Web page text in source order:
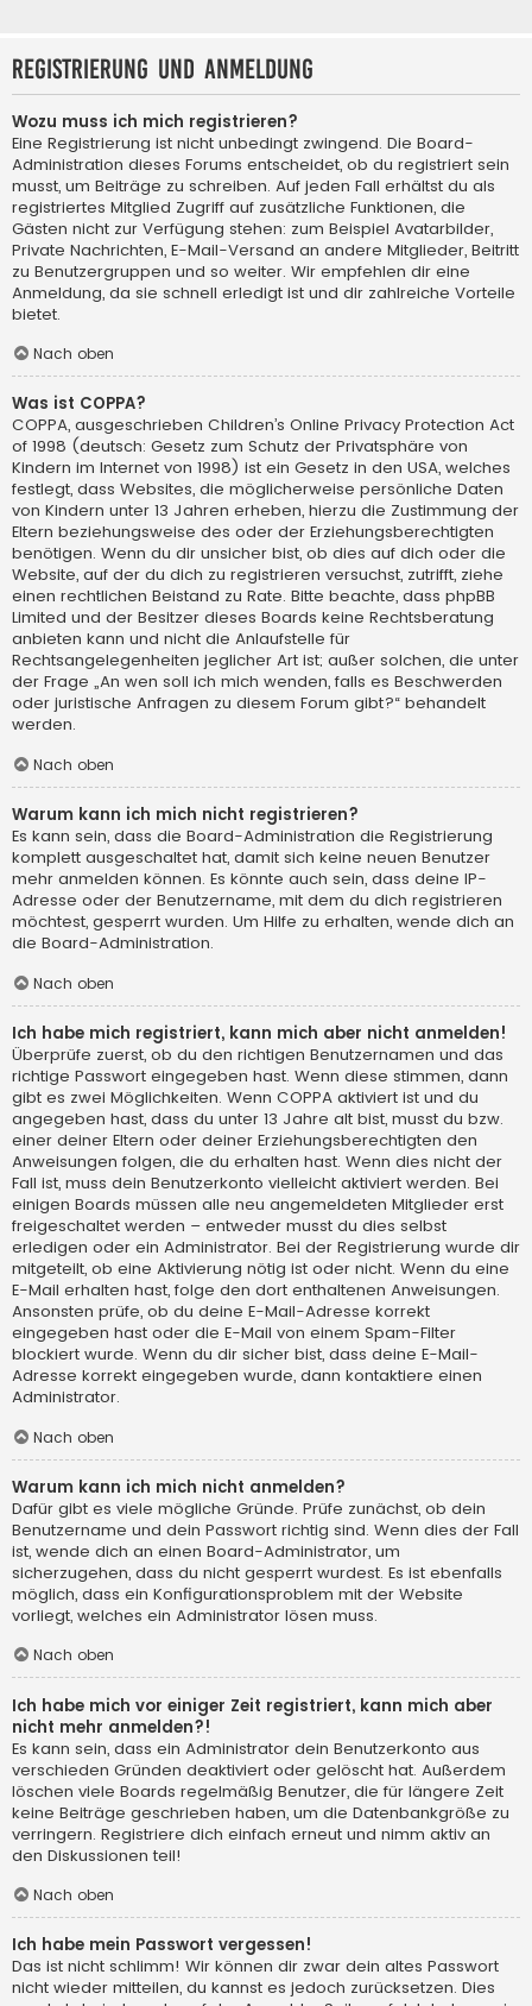
Registrierung und Anmeldung
Wozu muss ich mich registrieren?
Eine Registrierung ist nicht unbedingt zwingend. Die Board-
Administration dieses Forums entscheidet, ob du registriert sein
musst, um Beiträge zu schreiben. Auf jeden Fall erhältst du als
registriertes Mitglied Zugriff auf zusätzliche Funktionen, die
Gästen nicht zur Verfügung stehen: zum Beispiel Avatarbilder,
Private Nachrichten, E-Mail-Versand an andere Mitglieder, Beitritt
zu Benutzergruppen und so weiter. Wir empfehlen dir eine
Anmeldung, da sie schnell erledigt ist und dir zahlreiche Vorteile
bietet.
Nach oben
Was ist COPPA?
COPPA, ausgeschrieben Children’s Online Privacy Protection Act
of 1998 (deutsch: Gesetz zum Schutz der Privatsphäre von
Kindern im Internet von 1998) ist ein Gesetz in den USA, welches
festlegt, dass Websites, die möglicherweise persönliche Daten
von Kindern unter 13 Jahren erheben, hierzu die Zustimmung der
Eltern beziehungsweise des oder der Erziehungsberechtigten
benötigen. Wenn du dir unsicher bist, ob dies auf dich oder die
Website, auf der du dich zu registrieren versuchst, zutrifft, ziehe
einen rechtlichen Beistand zu Rate. Bitte beachte, dass phpBB
Limited und der Besitzer dieses Boards keine Rechtsberatung
anbieten kann und nicht die Anlaufstelle für
Rechtsangelegenheiten jeglicher Art ist; außer solchen, die unter
der Frage „An wen soll ich mich wenden, falls es Beschwerden
oder juristische Anfragen zu diesem Forum gibt?“ behandelt
werden.
Nach oben
Warum kann ich mich nicht registrieren?
Es kann sein, dass die Board-Administration die Registrierung
komplett ausgeschaltet hat, damit sich keine neuen Benutzer
mehr anmelden können. Es könnte auch sein, dass deine IP-
Adresse oder der Benutzername, mit dem du dich registrieren
möchtest, gesperrt wurden. Um Hilfe zu erhalten, wende dich an
die Board-Administration.
Nach oben
Ich habe mich registriert, kann mich aber nicht anmelden!
Überprüfe zuerst, ob du den richtigen Benutzernamen und das
richtige Passwort eingegeben hast. Wenn diese stimmen, dann
gibt es zwei Möglichkeiten. Wenn COPPA aktiviert ist und du
angegeben hast, dass du unter 13 Jahre alt bist, musst du bzw.
einer deiner Eltern oder deiner Erziehungsberechtigten den
Anweisungen folgen, die du erhalten hast. Wenn dies nicht der
Fall ist, muss dein Benutzerkonto vielleicht aktiviert werden. Bei
einigen Boards müssen alle neu angemeldeten Mitglieder erst
freigeschaltet werden – entweder musst du dies selbst
erledigen oder ein Administrator. Bei der Registrierung wurde dir
mitgeteilt, ob eine Aktivierung nötig ist oder nicht. Wenn du eine
E-Mail erhalten hast, folge den dort enthaltenen Anweisungen.
Ansonsten prüfe, ob du deine E-Mail-Adresse korrekt
eingegeben hast oder die E-Mail von einem Spam-Filter
blockiert wurde. Wenn du dir sicher bist, dass deine E-Mail-
Adresse korrekt eingegeben wurde, dann kontaktiere einen
Administrator.
Nach oben
Warum kann ich mich nicht anmelden?
Dafür gibt es viele mögliche Gründe. Prüfe zunächst, ob dein
Benutzername und dein Passwort richtig sind. Wenn dies der Fall
ist, wende dich an einen Board-Administrator, um
sicherzugehen, dass du nicht gesperrt wurdest. Es ist ebenfalls
möglich, dass ein Konfigurationsproblem mit der Website
vorliegt, welches ein Administrator lösen muss.
Nach oben
Ich habe mich vor einiger Zeit registriert, kann mich aber
nicht mehr anmelden?!
Es kann sein, dass ein Administrator dein Benutzerkonto aus
verschieden Gründen deaktiviert oder gelöscht hat. Außerdem
löschen viele Boards regelmäßig Benutzer, die für längere Zeit
keine Beiträge geschrieben haben, um die Datenbankgröße zu
verringern. Registriere dich einfach erneut und nimm aktiv an
den Diskussionen teil!
Nach oben
Ich habe mein Passwort vergessen!
Das ist nicht schlimm! Wir können dir zwar dein altes Passwort
nicht wieder mitteilen, du kannst es jedoch zurücksetzen. Dies